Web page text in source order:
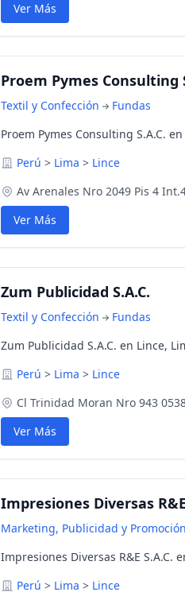
Ver Más
Proem Pymes Consulting
Textil y Confección
Fundas
Proem Pymes Consulting S.A.C.
Perú > Lima > Lince
Av Arenales Nro 2049 Pis 4
Ver Más
Zum Publicidad S.A.C.
Textil y Confección
Fundas
Zum Publicidad S.A.C. en Lince,
Perú > Lima > Lince
Cl Trinidad Moran Nro 943
Ver Más
Impresiones Diversas R&E
Marketing, Publicidad y Promoción
Impresiones Diversas R&E S.A.C.
Perú > Lima > Lince